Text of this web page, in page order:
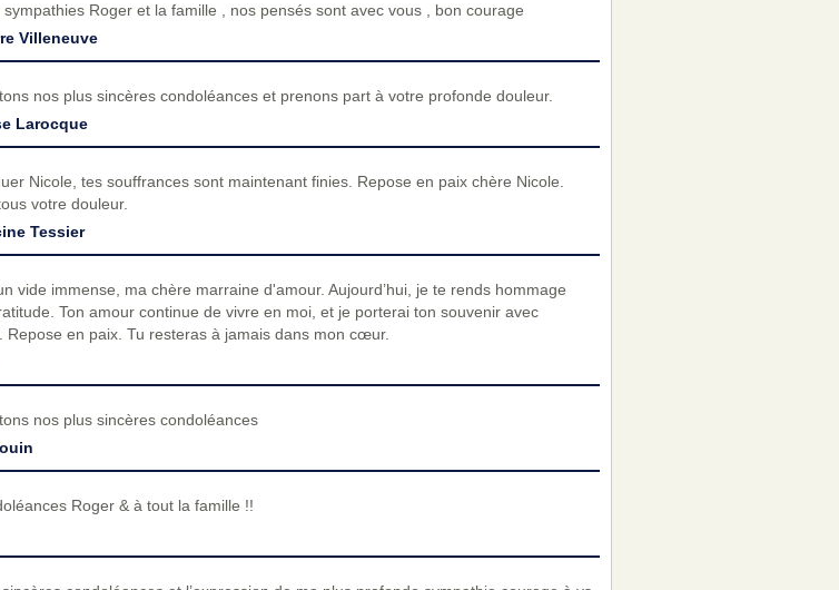
Roger et la famille , nos pensés sont avec vous , bon courage
Villeneuve
nos plus sincères condoléances et prenons part à votre profonde douleur.
Larocque
Nicole, tes souffrances sont maintenant finies. Repose en paix chère Nicole.
votre douleur.
Tessier
vide immense, ma chère marraine d'amour. Aujourd’hui, je te rends hommage
Ton amour continue de vivre en moi, et je porterai ton souvenir avec
Repose en paix. Tu resteras à jamais dans mon cœur.
nos plus sincères condoléances
Roger & à tout la famille !!